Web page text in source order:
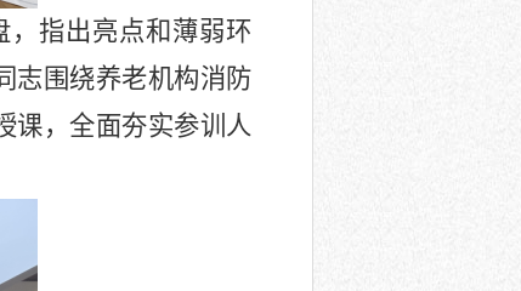
指出亮点和薄弱环
志围绕养老机构消防
课，全面夯实参训人